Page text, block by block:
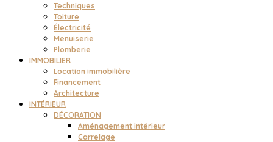
Techniques
Toiture
Électricité
Menuiserie
Plomberie
IMMOBILIER
Location immobilière
Financement
Architecture
INTÉRIEUR
DÉCORATION
Aménagement intérieur
Carrelage